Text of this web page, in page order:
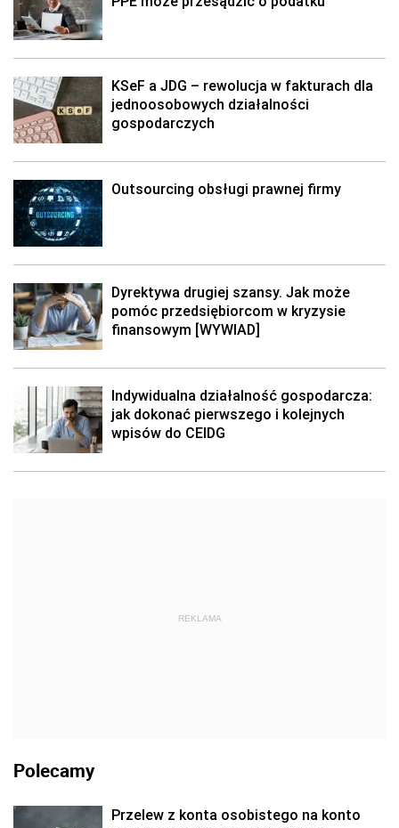
KSeF a JDG – rewolucja w fakturach dla
jednoosobowych działalności
gospodarczych
Outsourcing obsługi prawnej firmy
Dyrektywa drugiej szansy. Jak może
pomóc przedsiębiorcom w kryzysie
finansowym [WYWIAD]
Indywidualna działalność gospodarcza:
jak dokonać pierwszego i kolejnych
wpisów do CEIDG
REKLAMA
Polecamy
Przelew z konta osobistego na konto